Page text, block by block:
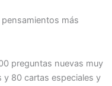
pensamientos más
preguntas nuevas muy
80 cartas especiales y